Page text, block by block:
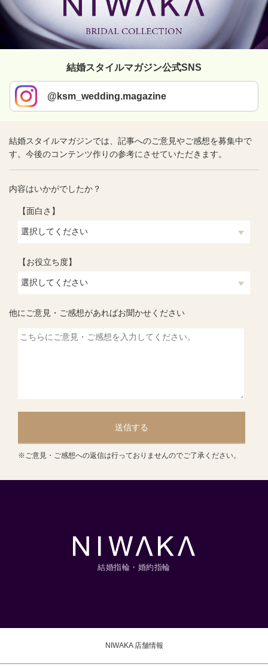
結婚スタイルマガジン公式SNS
@ksm_wedding.magazine
結婚スタイルマガジンでは、記事へのご意見やご感想を募集中で
す。今後のコンテンツ作りの参考にさせていただきます。
内容はいかがでしたか？
【面白さ】
【お役立ち度】
他にご意見・ご感想があればお聞かせください
送信する
※ご意見・ご感想への返信は行っておりませんのでご了承ください。
結婚指輪・婚約指輪
NIWAKA 店舗情報